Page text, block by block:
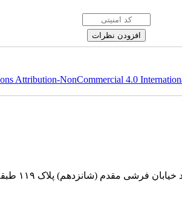
Attribution-NonCommercial 4.0
پلاک ۱۱۹ طبقه چهارم، معاونت آموزشی و پژوهشی